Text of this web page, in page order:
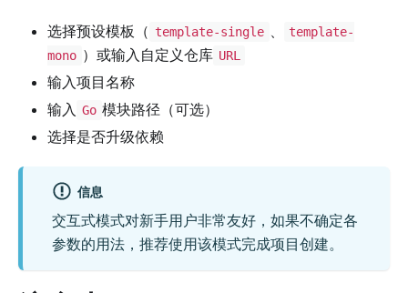
选择预设模板（ template-single
template-
mono ）或输入自定义仓库 URL
输入项目名称
输入 Go 模块路径（可选）
选择是否升级依赖
信息
交互式模式对新手用户非常友好，如果不确定各
参数的用法，推荐使用该模式完成项目创建。